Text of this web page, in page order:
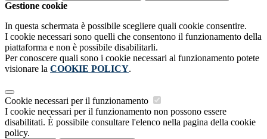
Gestione cookie
In questa schermata è possibile scegliere quali cookie consentire.
I cookie necessari sono quelli che consentono il funzionamento della
piattaforma e non è possibile disabilitarli.
Per conoscere quali sono i cookie necessari al funzionamento potete
visionare la COOKIE POLICY.
Cookie necessari per il funzionamento
I cookie necessari per il funzionamento non possono essere
disabilitati. È possibile consultare l'elenco nella pagina della cookie
policy.